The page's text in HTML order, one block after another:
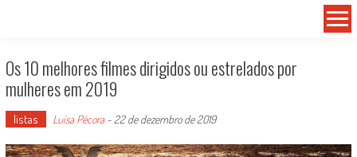
Os 10 melhores filmes dirigidos ou estrelados por
mulheres em 2019
listas Luísa Pécora- 22 de dezembro de 2019